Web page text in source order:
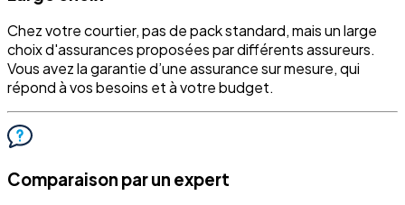
Chez votre courtier, pas de pack standard, mais un large
choix d'assurances proposées par différents assureurs.
Vous avez la garantie d’une assurance sur mesure, qui
répond à vos besoins et à votre budget.
Comparaison par un expert